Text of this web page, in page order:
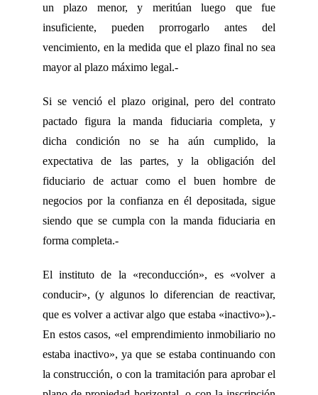
un plazo menor, y meritúan luego que fue
insuficiente, pueden prorrogarlo antes del
vencimiento, en la medida que el plazo final no sea
mayor al plazo máximo legal.-
Si se venció el plazo original, pero del contrato
pactado figura la manda fiduciaria completa, y
dicha condición no se ha aún cumplido, la
expectativa de las partes, y la obligación del
fiduciario de actuar como el buen hombre de
negocios por la confianza en él depositada, sigue
siendo que se cumpla con la manda fiduciaria en
forma completa.-
El instituto de la «reconducción», es «volver a
conducir», (y algunos lo diferencian de reactivar,
que es volver a activar algo que estaba «inactivo»).-
En estos casos, «el emprendimiento inmobiliario no
estaba inactivo», ya que se estaba continuando con
la construcción, o con la tramitación para aprobar el